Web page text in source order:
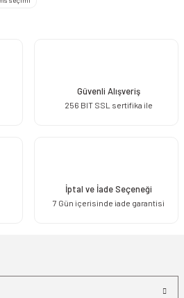
Güvenli Alışveriş
256 BIT SSL sertifika ile
İptal ve İade Seçeneği
7 Gün içerisinde iade garantisi